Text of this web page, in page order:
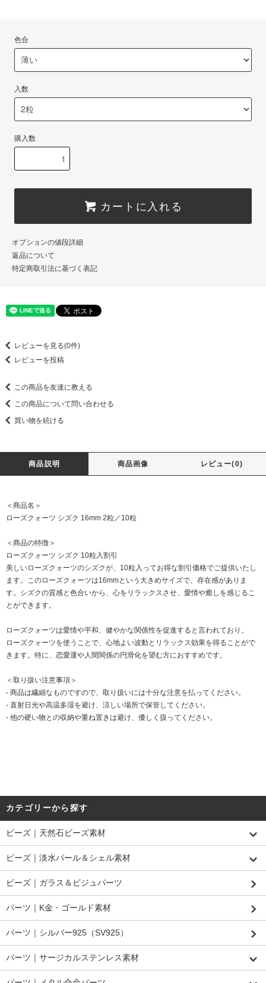
色合
入数
購入数
カートに入れる
オプションの値段詳細
返品について
特定商取引法に基づく表記
レビューを見る(0件)
レビューを投稿
この商品を友達に教える
この商品について問い合わせる
買い物を続ける
商品説明 商品画像 レビュー(0)
＜商品名＞
ローズクォーツ シズク 16mm 2粒／10粒
＜商品の特徴＞
ローズクォーツ シズク 10粒入割引
美しいローズクォーツのシズクが、10粒入ってお得な割引価格でご提供いたし
ます。このローズクォーツは16mmという大きめサイズで、存在感がありま
す。シズクの質感と色合いから、心をリラックスさせ、愛情や癒しを感じるこ
とができます。
ローズクォーツは愛情や平和、健やかな関係性を促進すると言われており。
ローズクォーツを使うことで、心地よい波動とリラックス効果を得ることがで
きます。特に、恋愛運や人間関係の円滑化を望む方におすすめです。
＜取り扱い注意事項＞
- 商品は繊細なものですので、取り扱いには十分な注意を払ってください。
- 直射日光や高温多湿を避け、涼しい場所で保管してください。
- 他の硬い物との収納や重ね置きは避け、優しく扱ってください。
カテゴリーから探す
ビーズ｜天然石ビーズ素材
ビーズ｜淡水パール＆シェル素材
ビーズ｜ガラス＆ビジュパーツ
パーツ｜K金・ゴールド素材
パーツ｜シルバー925（SV925）
パーツ｜サージカルステンレス素材